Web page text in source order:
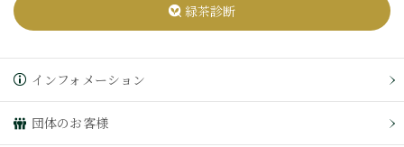
緑茶診断
インフォメーション
団体のお客様